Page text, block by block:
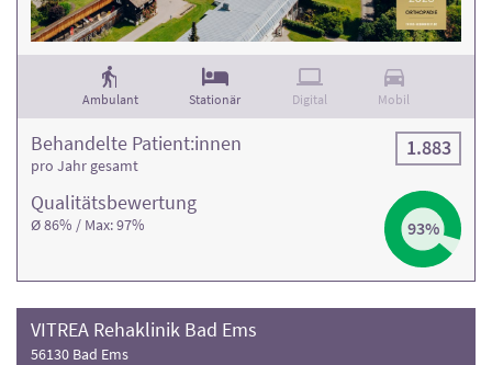
Ambulant Stationär Digital Mobil
Qualitäts­bewertung
Ø 86% / Max: 97% 93%
Behandelte Patient:innen
pro Jahr gesamt
1.883
VITREA Rehaklinik Bad Ems
56130 Bad Ems